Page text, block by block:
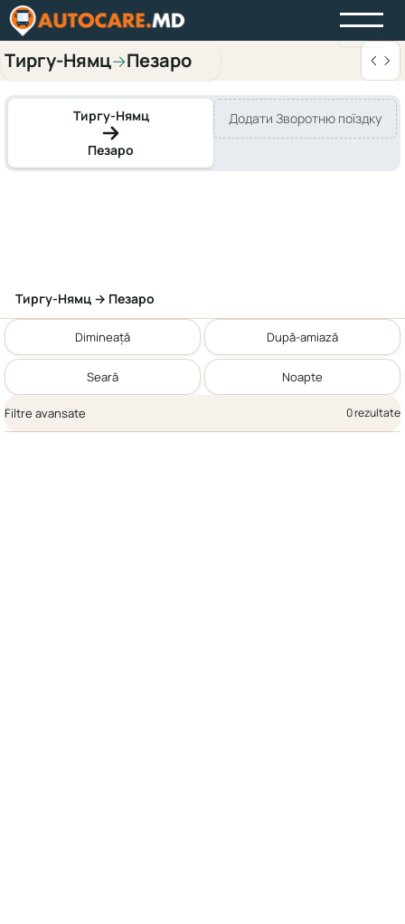
Тиргу-Нямц→Пезаро
Тиргу-Нямц
Пезаро
Додати Зворотню поїздку
Тиргу-Нямц → Пезаро
Dimineață După-amiază
Seară Noapte
Filtre avansate 0 rezultate